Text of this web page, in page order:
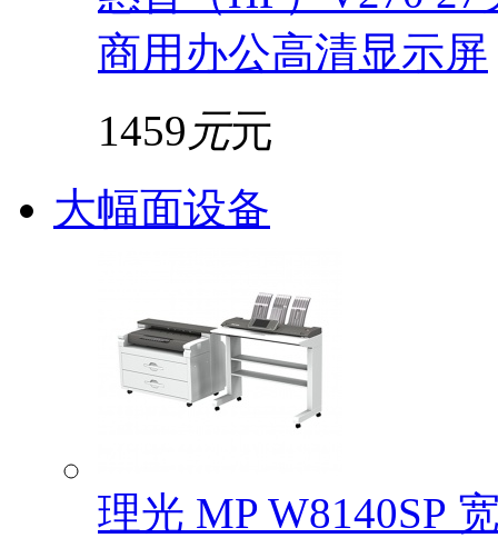
商用办公高清显示屏
1459 元元
大幅面设备
理光 MP W8140SP